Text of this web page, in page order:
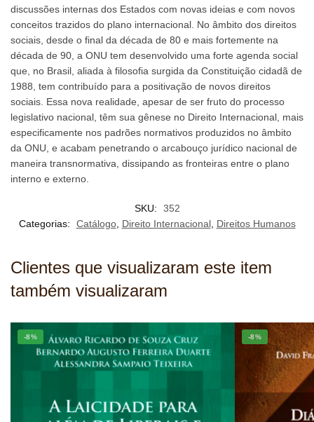
discussões internas dos Estados com novas ideias e com novos
conceitos trazidos do plano internacional. No âmbito dos direitos
sociais, desde o final da década de 80 e mais fortemente na
década de 90, a ONU tem desenvolvido uma forte agenda social
que, no Brasil, aliada à filosofia surgida da Constituição cidadã de
1988, tem contribuído para a positivação de novos direitos
sociais. Essa nova realidade, apesar de ser fruto do processo
legislativo nacional, têm sua gênese no Direito Internacional, mais
especificamente nos padrões normativos produzidos no âmbito
da ONU, e acabam penetrando o arcabouço jurídico nacional de
maneira transnormativa, dissipando as fronteiras entre o plano
interno e externo.
SKU:
352
Categorias:
Catálogo, Direito Internacional, Direitos Humanos
Clientes que visualizaram este item
também visualizaram
-8% -8%